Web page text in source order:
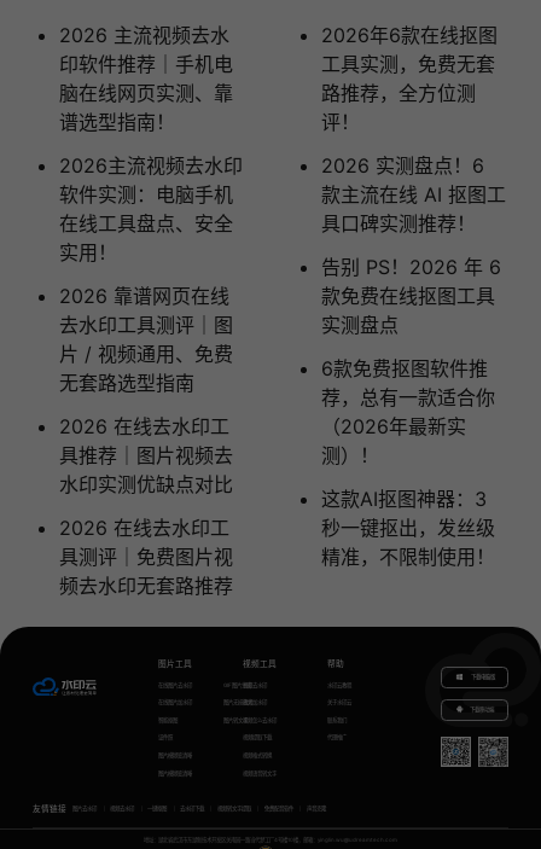
2026 主流视频去水
印软件推荐｜手机电
脑在线网页实测、靠
谱选型指南！
2026主流视频去水印
软件实测：电脑手机
在线工具盘点、安全
实用！
2026 靠谱网页在线
去水印工具测评｜图
片 / 视频通用、免费
无套路选型指南
2026 在线去水印工
具推荐｜图片视频去
水印实测优缺点对比
2026 在线去水印工
具测评｜免费图片视
频去水印无套路推荐
2026年6款在线抠图
工具实测，免费无套
路推荐，全方位测
评！
2026 实测盘点！6
款主流在线 AI 抠图工
具口碑实测推荐！
告别 PS！2026 年 6
款免费在线抠图工具
实测盘点
6款免费抠图软件推
荐，总有一款适合你
（2026年最新实
测）！
这款AI抠图神器：3
秒一键抠出，发丝级
精准，不限制使用！
图片工具
在线图片去水印
在线图片加水印
智能抠图
证件照
图片模糊变清晰
图片模糊变清晰
GIF图片生成
图片无损放大
图片转文字
视频工具
视频去水印
视频加水印
视频怎么去水印
视频提取下载
视频格式转换
视频语音转文字
帮助
水印云教程
关于水印云
联系我们
代理推广
下载电脑版
下载移动端
友情链接 图片去水印 视频去水印 一键抠图 去水印下载 视频转文字提取 免费配音软件
地址：湖北省武汉市东湖新技术开发区关南园一路当代梦工厂4号楼10楼，邮箱：yinglin.wu@udreamtech.com